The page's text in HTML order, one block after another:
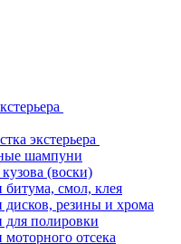
экстерьера
шампуни
(воски)
битума, смол, клея
дисков, резины и хрома
для полировки
отсека